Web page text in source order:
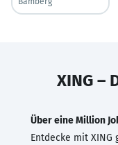
XING –
Über eine Million
Entdecke mit XING